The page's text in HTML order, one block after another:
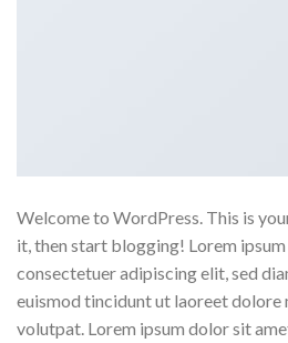
Welcome to WordPress. This is
it, then start blogging! Lorem
consectetuer adipiscing elit, sed
euismod tincidunt ut laoreet dolore
volutpat. Lorem ipsum dolor sit